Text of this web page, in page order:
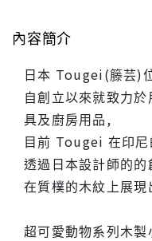
內容簡介
日本 Tougei(籐芸)
自創立以來就致力
具及廚房用品,
目前 Tougei 在印尼
透過日本設計師的
在質樸的木紋上展現
超可愛動物系列木製